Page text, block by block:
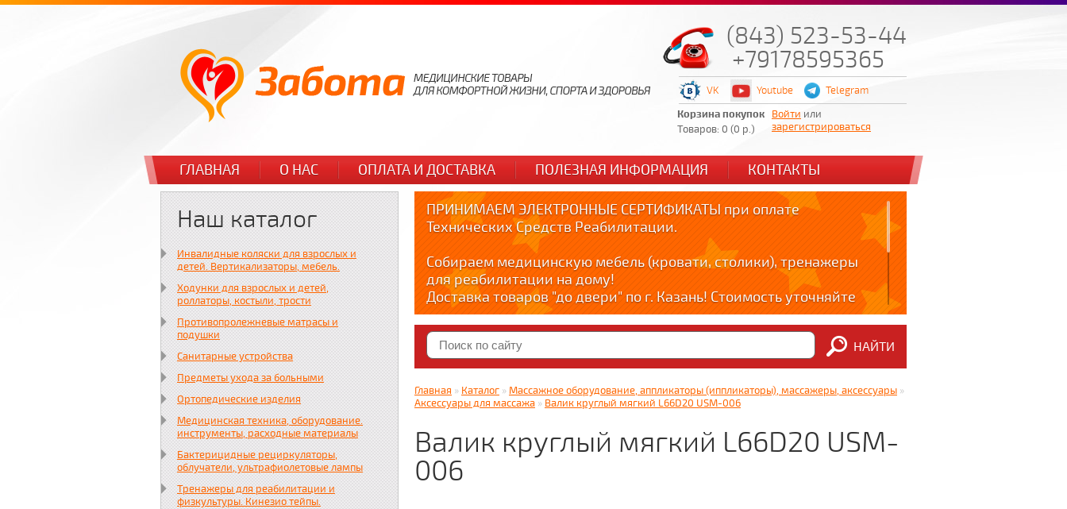
(843) 523-53-44
+79178595365
VK Youtube
Telegram
Корзина покупок
Товаров: 0 (0 р.)
Войти или
зарегистрироваться
ГЛАВНАЯ О НАС ОПЛАТА И ДОСТАВКА ПОЛЕЗНАЯ ИНФОРМАЦИЯ КОНТАКТЫ
Наш каталог
Инвалидные коляски для взрослых и
детей. Вертикализаторы, мебель.
Ходунки для взрослых и детей,
роллаторы, костыли, трости
Противопролежневые матрасы и
подушки
Санитарные устройства
Предметы ухода за больными
Ортопедические изделия
Медицинская техника, оборудование.
инструменты, расходные материалы
Бактерицидные рециркуляторы,
облучатели, ультрафиолетовые лампы
Тренажеры для реабилитации и
физкультуры. Кинезио тейпы.
ПРИНИМАЕМ ЭЛЕКТРОННЫЕ СЕРТИФИКАТЫ при оплате
Технических Средств Реабилитации.
Собираем медицинскую мебель (кровати, столики), тренажеры
для реабилитации на дому!
Доставка товаров "до двери" по г. Казань! Стоимость уточняйте
по тел. +79178595365
Краткие видео обзоры медицинских товаров!!!
YOUTUBE: youtube.com/@zabota16 ; Теlegram: t.me/zabota16 ;
Яндекс. Дзен: dzen.ru/zabota16 ; RUTUBE: Медицинский магазин
zabota16.ru
Всегда на связи !!! (Wats App)+79178595365.
НАЙТИ
Главная » Каталог » Массажное оборудование, аппликаторы (иппликаторы), массажеры, аксессуары »
Аксессуары для массажа » Валик круглый мягкий L66D20 USM-006
Валик круглый мягкий L66D20 USM-
006